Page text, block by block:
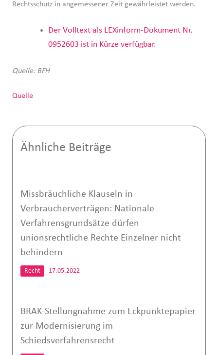
Rechtsschutz in angemessener Zeit gewährleistet werden.
Der Volltext als LEXinform-Dokument Nr.
0952603 ist in Kürze verfügbar.
Quelle: BFH
Quelle
Ähnliche Beiträge
Missbräuchliche Klauseln in
Verbraucherverträgen: Nationale
Verfahrensgrundsätze dürfen
unionsrechtliche Rechte Einzelner nicht
behindern
Recht 17.05.2022
BRAK-Stellungnahme zum Eckpunktepapier
zur Modernisierung im
Schiedsverfahrensrecht